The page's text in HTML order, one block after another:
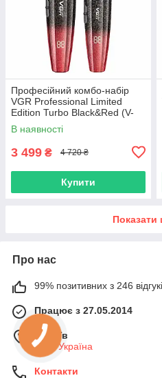
Професійний комбо-набір
VGR Professional Limited
Edition Turbo Black&Red (V-
640-RD)
В наявності
3 499 ₴ 4 720 ₴
Купити
Показати
Про нас
99% позитивних з 246
Працює з 27.05.2014
м. Київ
Київ, Україна
Контакти